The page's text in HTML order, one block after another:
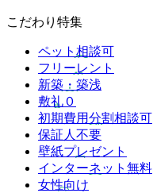
こだわり特集
ペット相談可
フリーレント
新築・築浅
敷礼０
初期費用分割相談可
保証人不要
壁紙プレゼント
インターネット無料
女性向け